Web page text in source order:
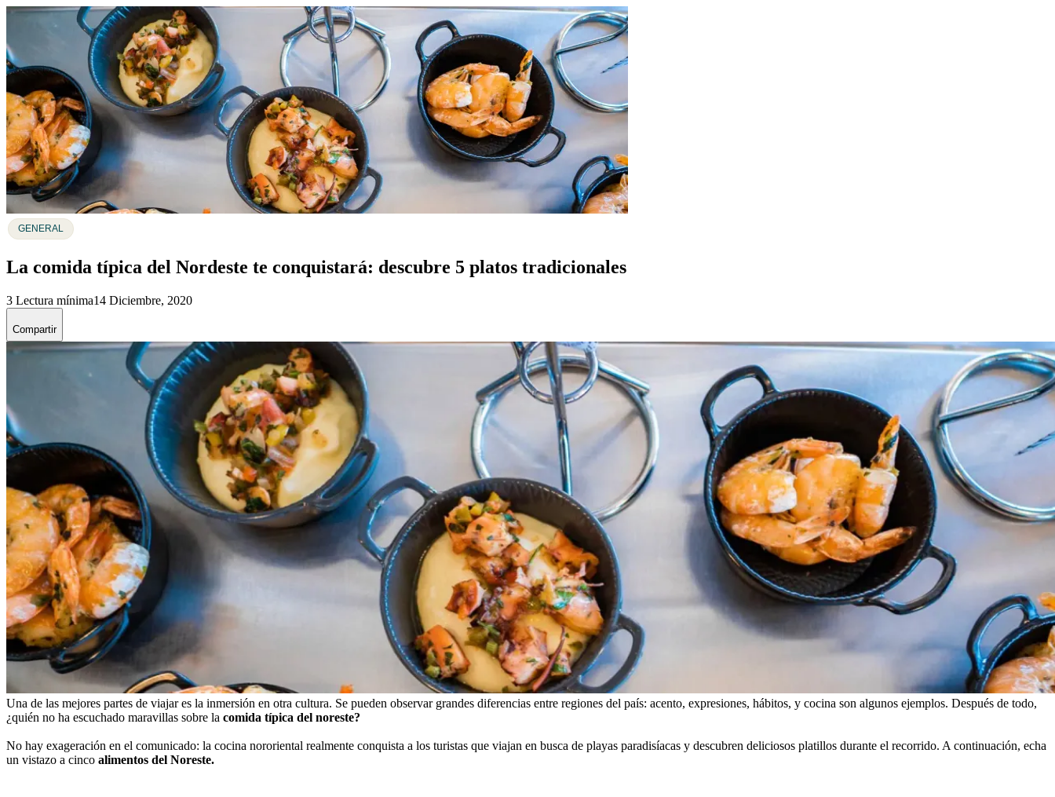
GENERAL
La comida típica del Nordeste te conquistará: descubre 5 platos tradicionales
3 Lectura mínima14 Diciembre, 2020
Compartir
Una de las mejores partes de viajar es la inmersión en otra cultura. Se pueden observar grandes diferencias entre regiones del país: acento, expresiones, hábitos, y cocina son algunos ejemplos. Después de todo,
¿quién no ha escuchado maravillas sobre la comida típica del noreste?
No hay exageración en el comunicado: la cocina nororiental realmente conquista a los turistas que viajan en busca de playas paradisíacas y descubren deliciosos platillos durante el recorrido. A continuación, echa
un vistazo a cinco alimentos del Noreste.